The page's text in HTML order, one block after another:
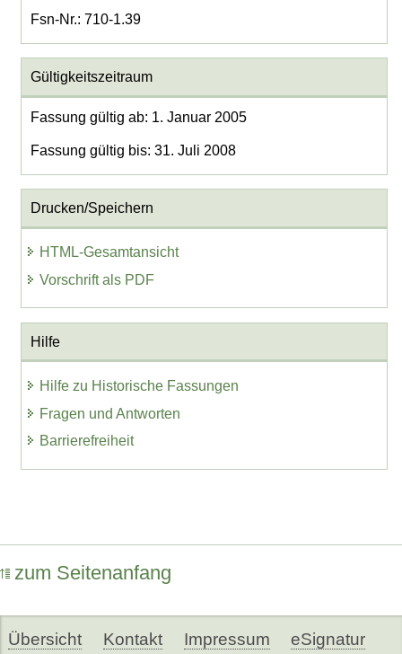
Fsn-Nr.: 710-1.39
Gültigkeitszeitraum
Fassung gültig ab: 1. Januar 2005
Fassung gültig bis: 31. Juli 2008
Drucken/Speichern
HTML-Gesamtansicht
Vorschrift als PDF
Hilfe
Hilfe zu Historische Fassungen
Fragen und Antworten
Barrierefreiheit
zum Seitenanfang
Übersicht Kontakt Impressum eSignatur